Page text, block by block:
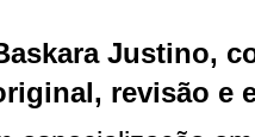
Justino,
revisão e